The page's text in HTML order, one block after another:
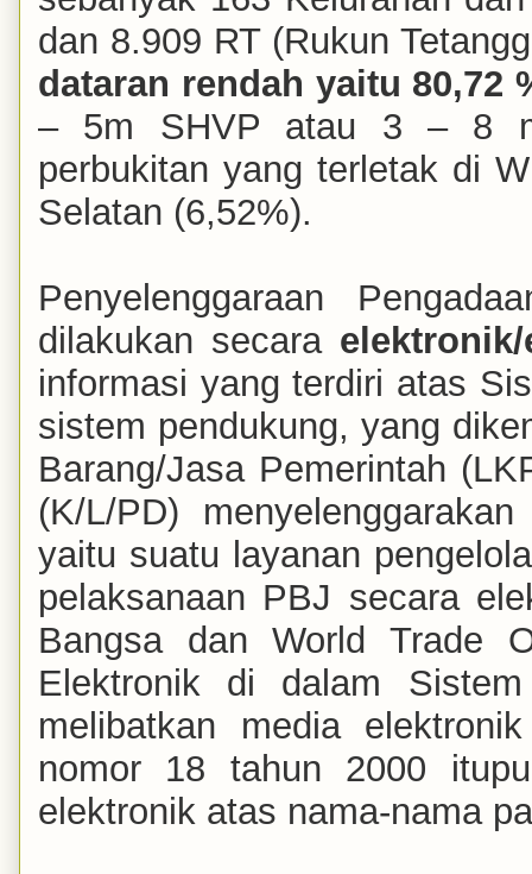
dan 8.909 RT (Rukun
dataran rendah yaitu 80,72
– 5m SHVP atau 3 – 8 m
perbukitan yang terletak di
Selatan (6,52%).
Penyelenggaraan
dilakukan secara
informasi yang terdiri atas
sistem pendukung, yang
Barang/Jasa Pemerintah
(K/L/PD)
yaitu suatu layanan
pelaksanaan PBJ secara
Bangsa dan World Trade
Elektronik di dalam
melibatkan media
nomor 18 tahun 2000
elektronik atas nama-nama